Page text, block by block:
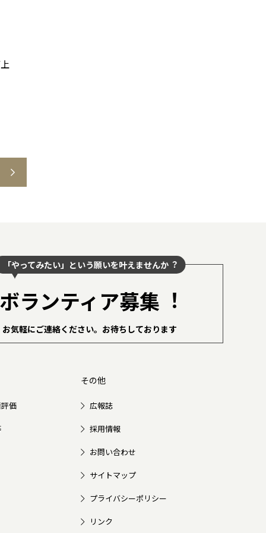
「やってみたい」という願いを叶えませんか︖
ボランティア募集︕
お気軽にご連絡ください。 お待ちしております
価
その他
広報誌
採用情報
お問い合わせ
サイトマップ
プライバシーポリシー
リンク